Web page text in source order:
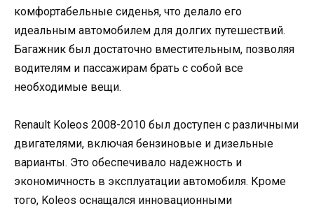
комфортабельные сиденья, что делало его
идеальным автомобилем для долгих путешествий.
Багажник был достаточно вместительным, позволяя
водителям и пассажирам брать с собой все
необходимые вещи.
Renault Koleos 2008-2010 был доступен с различными
двигателями, включая бензиновые и дизельные
варианты. Это обеспечивало надежность и
экономичность в эксплуатации автомобиля. Кроме
того, Koleos оснащался инновационными